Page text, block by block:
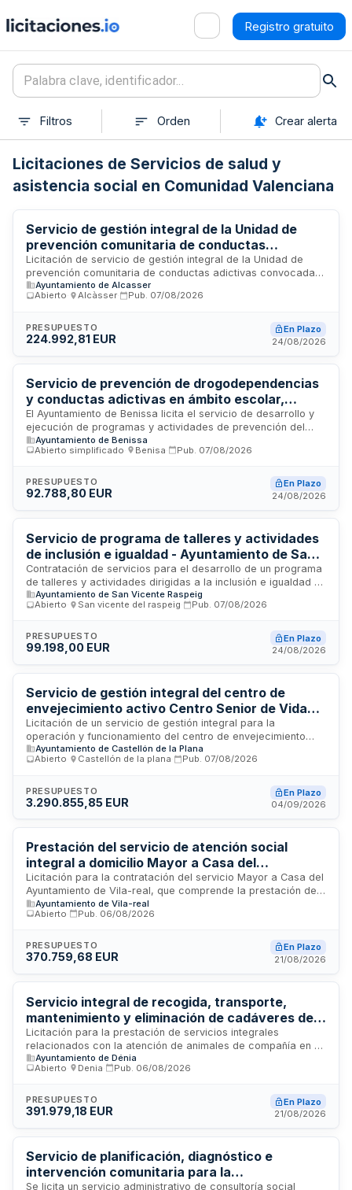
Registro gratuito
Filtros Orden Crear alerta
Licitaciones de Servicios de salud y
asistencia social en Comunidad Valenciana
Servicio de gestión integral de la Unidad de
prevención comunitaria de conductas
adictivas del Ayuntamiento de Alcàsser
Licitación de servicio de gestión integral de la Unidad de
prevención comunitaria de conductas adictivas convocada
por el Ayuntamiento de Alcàsser. El contrato se rige por la
Ley de Contratos del Sector Público y se adjudicará
precio por precios unitarios en función de las necesidades
de la Administración. La adjudicación se realizará conforme
máxima de setenta puntos. No se admite presentación de
variantes.
Ayuntamiento de Alcasser
Abierto
Alcàsser Pub. 07/08/2026
PRESUPUESTO
224.992,81 EUR
En Plazo
24/08/2026
Servicio de prevención de drogodependencias
y conductas adictivas en ámbito escolar,
familiar y comunitario - Ayuntamiento de
Benissa
El Ayuntamiento de Benissa licita el servicio de desarrollo y
ejecución de programas y actividades de prevención del
consumo de drogas y otras conductas adictivas dirigidas al
ámbito escolar, familiar y comunitario a través de la Unidad
contrato incluye la gestión de ayudas y subvenciones en esta
área, así como la coordinación de su implementación y
detectadas y diagnósticos existentes.
Ayuntamiento de Benissa
Abierto simplificado
Benisa Pub. 07/08/2026
PRESUPUESTO
92.788,80 EUR
En Plazo
24/08/2026
Servicio de programa de talleres y actividades
de inclusión e igualdad - Ayuntamiento de San
Vicente del Raspeig
Contratación de servicios para el desarrollo de un programa
de talleres y actividades dirigidas a la inclusión e igualdad en
el municipio de San Vicente del Raspeig. La empresa
adjudicataria será responsable de la prestación integral del
y materiales necesarios, con supervisión y seguimiento
mensual por parte del ayuntamiento. El contrato incluye dos
técnica.
Ayuntamiento de San Vicente Raspeig
Abierto
San vicente del raspeig Pub. 07/08/2026
PRESUPUESTO
99.198,00 EUR
En Plazo
24/08/2026
Servicio de gestión integral del centro de
envejecimiento activo Centro Senior de Vida
Activa y Saludable de Castelló
Licitación de un servicio de gestión integral para la
operación y funcionamiento del centro de envejecimiento
activo Centro Senior de Vida Activa y Saludable ubicado en
Castelló. El contrato administrativo de servicios sociales
información, conserjería, limpieza, mantenimiento de
espacios, organización de actividades y prestación de
responsabilizará de proporcionar todos los medios
personales y materiales necesarios, así como los suministros
consumibles, comunicaciones y fungibles para el correcto
funcionamiento del centro.
Ayuntamiento de Castellón de la Plana
Abierto
Castellón de la plana Pub. 07/08/2026
PRESUPUESTO
3.290.855,85 EUR
En Plazo
04/09/2026
Prestación del servicio de atención social
integral a domicilio Mayor a Casa del
Ayuntamiento de Vila-real
Licitación para la contratación del servicio Mayor a Casa del
Ayuntamiento de Vila-real, que comprende la prestación de
un conjunto de servicios de asistencia social, atención a
domicilio, recogida de lavandería, reparto de alimentos y
mayores y otras personas necesitadas de especial
protección en el municipio de Vila-real, prestándose de
personas beneficiarias, con un máximo de 20 usuarios.
Ayuntamiento de Vila-real
Abierto
Pub. 06/08/2026
PRESUPUESTO
370.759,68 EUR
En Plazo
21/08/2026
Servicio integral de recogida, transporte,
mantenimiento y eliminación de cadáveres de
animales de compañía, con gestión de
adopciones en el Centro de Atención Animal de
Dénia
Licitación para la prestación de servicios integrales
relacionados con la atención de animales de compañía en el
Centro Integral de Atención Animal de Dénia. El contrato
comprende la recogida y transporte de cadáveres de
programas de adopción. La Administración licita estos
servicios para garantizar el correcto funcionamiento del
conforme a la Ley de Contratos del Sector Público.
Ayuntamiento de Dénia
Abierto
Denia Pub. 06/08/2026
PRESUPUESTO
391.979,18 EUR
En Plazo
21/08/2026
Servicio de planificación, diagnóstico e
intervención comunitaria para la
Se licita un servicio administrativo de consultoría social